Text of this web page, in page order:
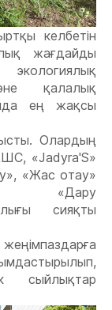
келбетін
жағдайды
қалалық
ең жақсы
.Олардың
«Jadyra'S»
«Жас отау»
«Дару
сияқты
сыйлықтар